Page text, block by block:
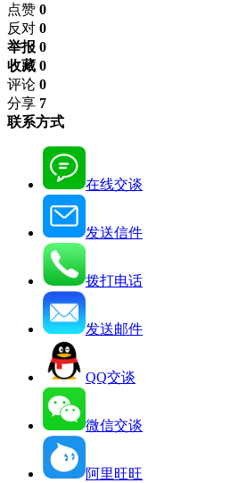
点赞 0
反对 0
举报 0
收藏 0
评论 0
分享 7
联系方式
在线交谈
发送信件
拨打电话
发送邮件
QQ交谈
微信交谈
阿里旺旺